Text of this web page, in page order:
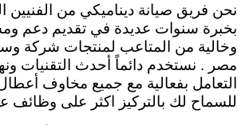
نحن فريق صيانة ديناميكي من الفنيين
بخبرة سنوات عديدة في تقديم دعم
وخالية من المتاعب لمنتجات شركة
مصر . نستخدم دائماً أحدث التقنيات
التعامل بفعالية مع جميع مخاوف
للسماح لك بالتركيز اكثر على وظائف